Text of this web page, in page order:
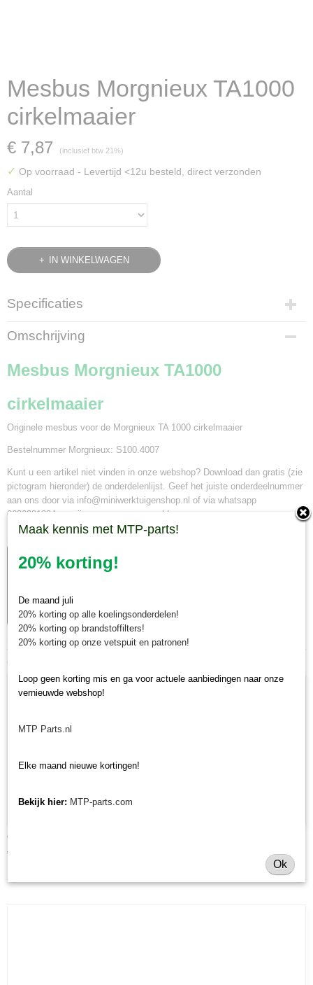
Mesbus Morgnieux TA1000
cirkelmaaier
€ 7,87 (inclusief btw 21%)
✓ Op voorraad - Levertijd <12u besteld, direct verzonden
Aantal
IN WINKELWAGEN
Specificaties
Bruto gewicht
0,01 Kg
Omschrijving
Mesbus Morgnieux TA1000
cirkelmaaier
Originele mesbus voor de Morgnieux TA 1000 cirkelmaaier
Bestelnummer Morgnieux: S100.4007
Kunt u een artikel niet vinden in onze webshop? Download dan gratis (zie
pictogram hieronder) de onderdelenlijst. Geef het juiste onderdeelnummer
aan ons door via info@miniwerktuigenshop.nl of via whatsapp
0630381824 en wij gaan voor u op zoek!
Wielvork Morgnieux TA cirkelmaaier
€ 87,02
Maak kennis met MTP-parts!
20% korting!
De maand juli
20% korting op alle koelingsonderdelen!
20% korting op brandstoffilters!
20% korting op onze vetspuit en patronen!
Loop geen korting mis en ga voor actuele aanbiedingen naar onze
vernieuwde webshop!
MTP Parts.nl
Elke maand nieuwe kortingen!
Bekijk hier: MTP-parts.com
Ok